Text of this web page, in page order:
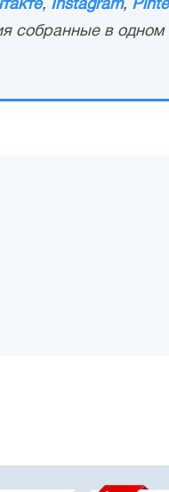
, Instagram,
собранные в одном